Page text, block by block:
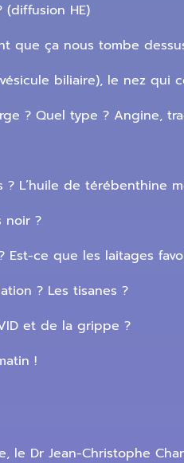
HE)
que ça nous tombe
biliaire), le nez qui
? Quel type ? Angine,
L’huile de térébenthine
noir ?
Est-ce que les laitages
? Les tisanes ?
et de la grippe ?
!
le Dr Jean-Christophe